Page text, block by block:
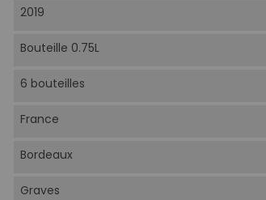
2019
Bouteille 0.75L
6 bouteilles
France
Bordeaux
Graves